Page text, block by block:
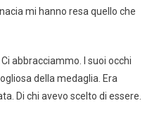
mi hanno resa quello che
abbracciammo. I suoi occhi
della medaglia. Era
Di chi avevo scelto di essere.